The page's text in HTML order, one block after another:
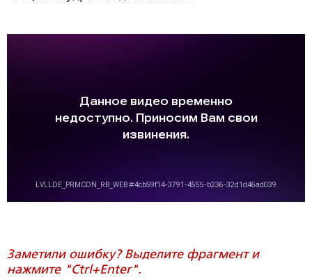
Заметили ошибку? Выделите фрагмент и
нажмите "Ctrl+Enter".